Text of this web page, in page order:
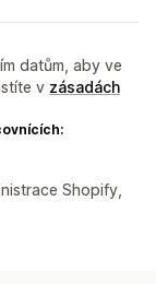
datům, aby ve
v zásadách
Shopify,